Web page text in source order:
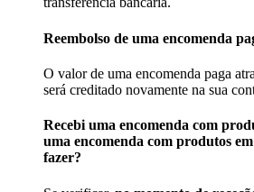
Reembolso de uma encomenda
O valor de uma encomenda paga
será creditado novamente na sua
Recebi uma encomenda com
uma encomenda com produtos
fazer?